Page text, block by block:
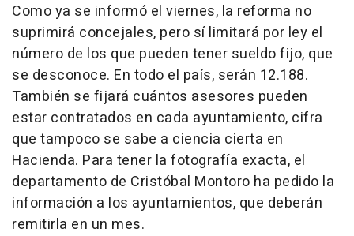
Como ya se informó el viernes, la reforma no
suprimirá concejales, pero sí limitará por ley el
número de los que pueden tener sueldo fijo, que
se desconoce. En todo el país, serán 12.188.
También se fijará cuántos asesores pueden
estar contratados en cada ayuntamiento, cifra
que tampoco se sabe a ciencia cierta en
Hacienda. Para tener la fotografía exacta, el
departamento de Cristóbal Montoro ha pedido la
información a los ayuntamientos, que deberán
remitirla en un mes.